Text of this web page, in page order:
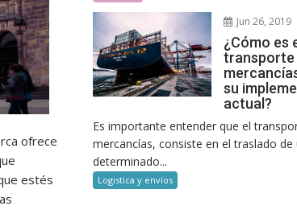
ofrece
estés
Jun 26, 2019
¿Cómo es
transporte
su
actual?
Es importante entender que el
mercancías, consiste en el traslado
determinado...
Logistica y envíos